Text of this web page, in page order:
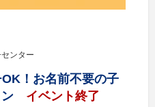
ンター
！お名前不要の子
イベント終了